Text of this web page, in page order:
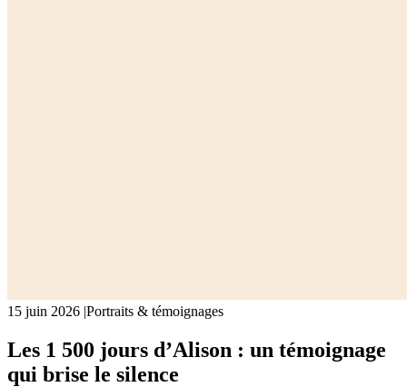
15 juin 2026 |Portraits & témoignages
Les 1 500 jours d’Alison : un témoignage
qui brise le silence